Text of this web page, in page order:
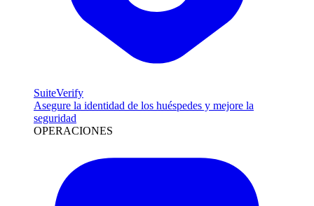
SuiteVerify
Asegure la identidad de los huéspedes y mejore la
seguridad
OPERACIONES